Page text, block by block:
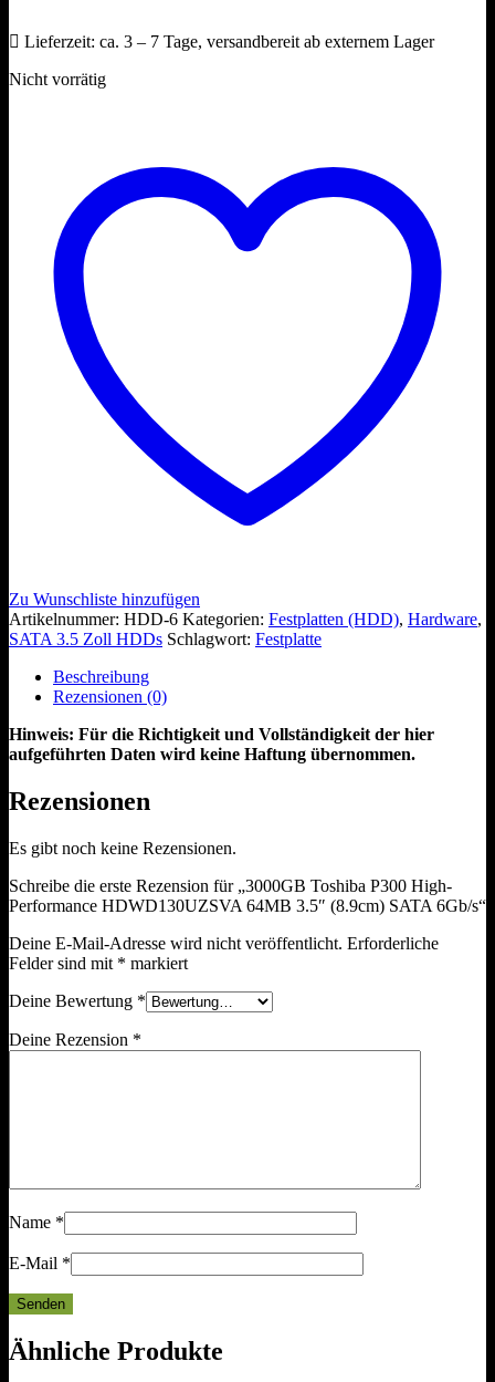
Lieferzeit: ca. 3 – 7 Tage, versandbereit ab externem Lager
Nicht vorrätig
Zu Wunschliste hinzufügen
Artikelnummer: HDD-6 Kategorien: Festplatten (HDD), Hardware,
SATA 3.5 Zoll HDDs Schlagwort: Festplatte
Beschreibung
Rezensionen (0)
Hinweis: Für die Richtigkeit und Vollständigkeit der hier
aufgeführten Daten wird keine Haftung übernommen.
Rezensionen
Es gibt noch keine Rezensionen.
Schreibe die erste Rezension für „3000GB Toshiba P300 High-
Performance HDWD130UZSVA 64MB 3.5″ (8.9cm) SATA 6Gb/s“
Deine E-Mail-Adresse wird nicht veröffentlicht. Erforderliche
Felder sind mit * markiert
Deine Bewertung *
Deine Rezension *
Name *
E-Mail *
Ähnliche Produkte